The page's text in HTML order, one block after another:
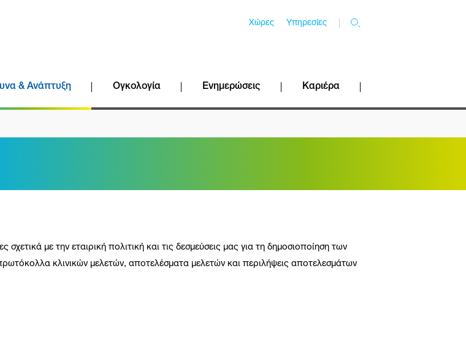
Χώρες Υπηρεσίες
& Ανάπτυξη Ογκολογία Ενημερώσεις Καριέρα
με την εταιρική πολιτική και τις δεσμεύσεις μας για τη δημοσιοποίηση των
κλινικών μελετών, αποτελέσματα μελετών και περιλήψεις αποτελεσμάτων